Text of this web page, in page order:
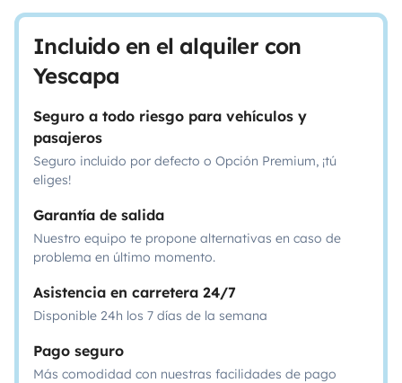
Incluido en el alquiler con
Yescapa
Seguro a todo riesgo para vehículos y
pasajeros
Seguro incluido por defecto o Opción Premium, ¡tú
eliges!
Garantía de salida
Nuestro equipo te propone alternativas en caso de
problema en último momento.
Asistencia en carretera 24/7
Disponible 24h los 7 días de la semana
Pago seguro
Más comodidad con nuestras facilidades de pago